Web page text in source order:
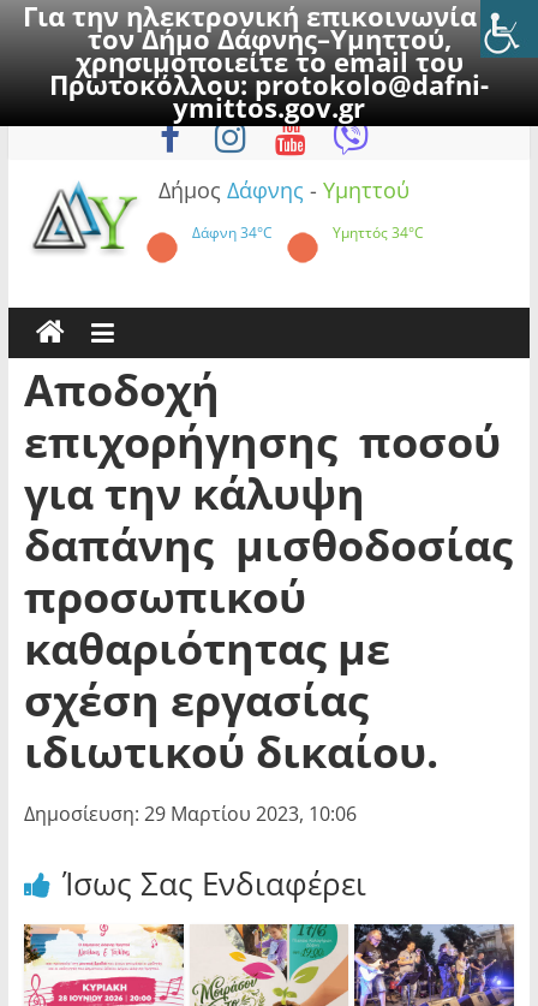
Για την ηλεκτρονική επικοινωνία με
τον Δήμο Δάφνης–Υμηττού,
χρησιμοποιείτε το email του
Πρωτοκόλλου:protokolo@dafni-
ymittos.gov.gr
to
Παρασκευή, 7 Αυγούστου 2026
Δήμος Δάφνης - Υμηττού
Δάφνη34°C Υμηττός34°C
Αποδοχή
επιχορήγησης ποσού
για την κάλυψη
δαπάνης μισθοδοσίας
προσωπικού
καθαριότητας με
σχέση εργασίας
ιδιωτικού δικαίου.
Δημοσίευση: 29 Μαρτίου 2023, 10:06
Ίσως Σας Ενδιαφέρει